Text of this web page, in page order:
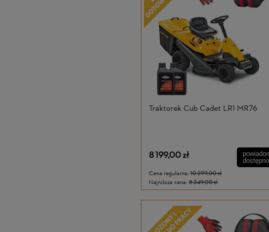
Traktorek Cub Cadet LR1 MR76
8 199,00 zł
Cena regularna: 10 299,00 zł
Najniższa cena: 8 349,00 zł